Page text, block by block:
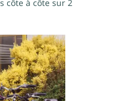
côte à côte sur 2